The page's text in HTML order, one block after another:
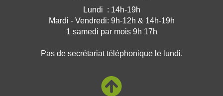
Lundi : 14h-19h
Mardi - Vendredi: 9h-12h & 14h-19h
1 samedi par mois 9h 17h
Pas de secrétariat téléphonique le lundi.